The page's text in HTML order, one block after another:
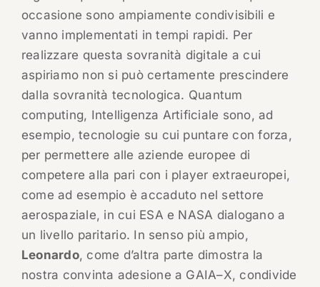
occasione sono ampiamente condivisibili e
vanno implementati in tempi rapidi. Per
realizzare questa sovranità digitale a cui
aspiriamo non si può certamente prescindere
dalla sovranità tecnologica. Quantum
computing, Intelligenza Artificiale sono, ad
esempio, tecnologie su cui puntare con forza,
per permettere alle aziende europee di
competere alla pari con i player extraeuropei,
come ad esempio è accaduto nel settore
aerospaziale, in cui ESA e NASA dialogano a
un livello paritario. In senso più ampio,
Leonardo, come d’altra parte dimostra la
nostra convinta adesione a GAIA–X, condivide